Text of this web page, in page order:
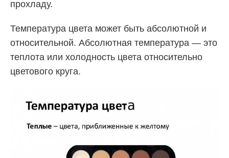
прохладу.
Температура цвета может быть абсолютной и
относительной. Абсолютная температура — это
теплота или холодность цвета относительно
цветового круга.